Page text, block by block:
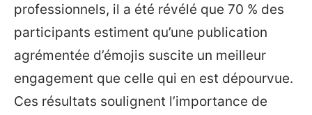
professionnels, il a été révélé que 70 % des
participants estiment qu’une publication
agrémentée d’émojis suscite un meilleur
engagement que celle qui en est dépourvue.
Ces résultats soulignent l’importance de